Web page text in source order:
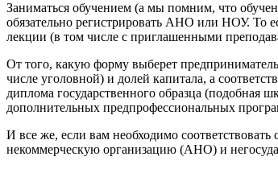
Заниматься обучением (а мы помним, что
обязательно регистрировать АНО или НОУ. То
лекции (в том числе с приглашенными
От того, какую форму выберет
числе уголовной) и долей капитала, а
диплома государственного образца (подобная
дополнительных предпрофессиональных
И все же, если вам необходимо
некоммерческую организацию (АНО) и